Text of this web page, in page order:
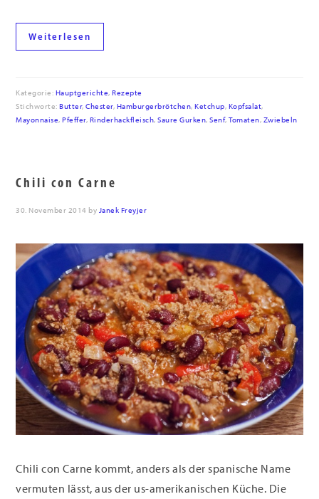
Weiterlesen
Kategorie: Hauptgerichte,Rezepte
Stichworte:Butter,Chester, Hamburgerbrötchen,Ketchup, Kopfsalat,
Mayonnaise,Pfeffer, Rinderhackfleisch,Saure Gurken,Senf,Tomaten, Zwiebeln
Chili con Carne
30. November 2014 by Janek Freyjer
Chili con Carne kommt, anders als der spanische Name
vermuten lässt, aus der us-amerikanischen Küche. Die